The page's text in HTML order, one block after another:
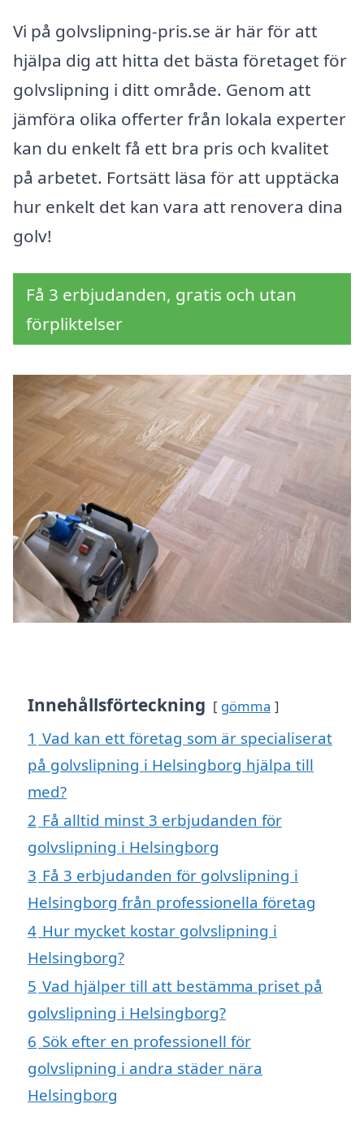
Vi på golvslipning-pris.se är här för att
hjälpa dig att hitta det bästa företaget för
golvslipning i ditt område. Genom att
jämföra olika offerter från lokala experter
kan du enkelt få ett bra pris och kvalitet
på arbetet. Fortsätt läsa för att upptäcka
hur enkelt det kan vara att renovera dina
golv!
Få 3 erbjudanden, gratis och utan
förpliktelser
Innehållsförteckning gömma
1 Vad kan ett företag som är specialiserat
på golvslipning i Helsingborg hjälpa till
med?
2 Få alltid minst 3 erbjudanden för
golvslipning i Helsingborg
3 Få 3 erbjudanden för golvslipning i
Helsingborg från professionella företag
4 Hur mycket kostar golvslipning i
Helsingborg?
5 Vad hjälper till att bestämma priset på
golvslipning i Helsingborg?
6 Sök efter en professionell för
golvslipning i andra städer nära
Helsingborg